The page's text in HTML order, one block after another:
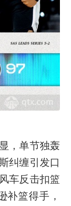
，单节独轰
纠缠引发口
车反击扣篮
补篮得手，